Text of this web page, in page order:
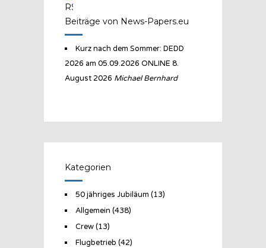
Beiträge von News-Papers.eu
Kurz nach dem Sommer: DEDD
2026 am 05.09.2026 ONLINE 8.
August 2026 Michael Bernhard
Kategorien
50 jähriges Jubiläum (13)
Allgemein (438)
Crew(13)
Flugbetrieb (42)